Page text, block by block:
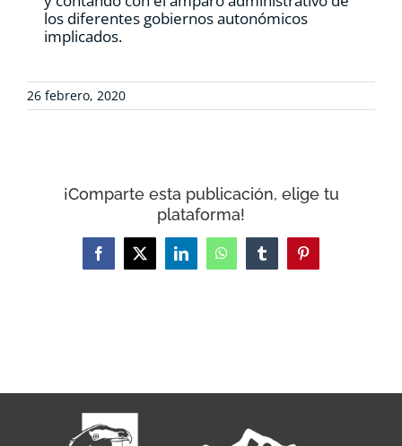
los diferentes gobiernos autonómicos
implicados.
26 febrero, 2020
¡Comparte esta publicación, elige tu
plataforma!
Facebook
X LinkedInWhatsAppTumblrPinterest